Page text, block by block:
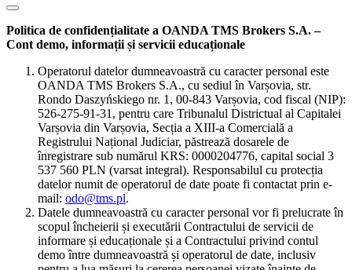
Politica de confidențialitate a OANDA TMS Brokers S.A. –
Cont demo, informații și servicii educaționale
Operatorul datelor dumneavoastră cu caracter personal este
OANDA TMS Brokers S.A., cu sediul în Varșovia, str.
Rondo Daszyńskiego nr. 1, 00-843 Varșovia, cod fiscal (NIP):
526-275-91-31, pentru care Tribunalul Districtual al Capitalei
Varșovia din Varșovia, Secția a XIII-a Comercială a
Registrului Național Judiciar, păstrează dosarele de
înregistrare sub numărul KRS: 0000204776, capital social 3
537 560 PLN (varsat integral). Responsabilul cu protecția
datelor numit de operatorul de date poate fi contactat prin e-
mail: odo@tms.pl.
Datele dumneavoastră cu caracter personal vor fi prelucrate în
scopul încheierii și executării Contractului de servicii de
informare și educaționale și a Contractului privind contul
demo între dumneavoastră și operatorul de date, inclusiv